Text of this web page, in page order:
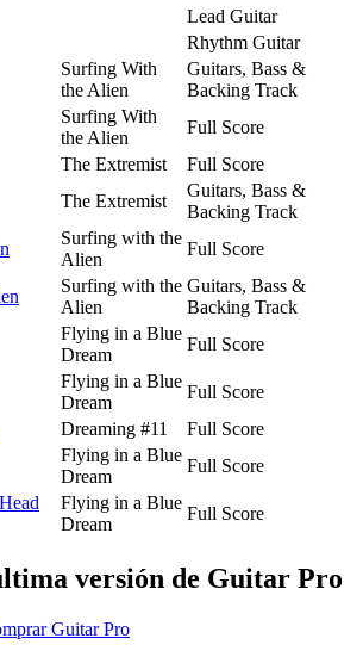
Lead Guitar
Rhythm Guitar
Surfing With
the Alien
Guitars, Bass &
Backing Track
Surfing With
the Alien
Full Score
The Extremist
Full Score
The Extremist
Guitars, Bass &
Backing Track
Surfing with the
Alien
Full Score
Surfing with the
Alien
Guitars, Bass &
Backing Track
Flying in a Blue
Dream
Full Score
Flying in a Blue
Dream
Full Score
Dreaming #11
Full Score
Flying in a Blue
Dream
Full Score
Flying in a Blue
Dream
Full Score
versión de Guitar Pro
Guitar Pro